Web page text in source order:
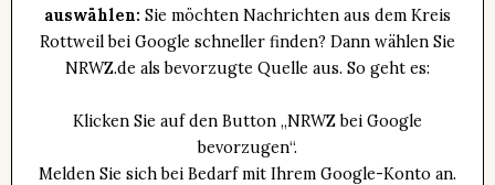
auswählen: Sie möchten Nachrichten aus dem Kreis
Rottweil bei Google schneller finden? Dann wählen Sie
NRWZ.de als bevorzugte Quelle aus. So geht es:
Klicken Sie auf den Button „NRWZ bei Google
bevorzugen“.
Melden Sie sich bei Bedarf mit Ihrem Google-Konto an.